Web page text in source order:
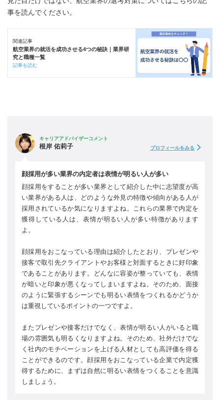
事を読んでください。
関連記事
航空業界の就活を成功させる4つの秘訣｜業界研
究と職種一覧
記事を読む
キャリアアドバイザーコメント
根岸 佑莉子 プロフィールをみる
顔採用が多い業界の内定者は表情が明るい人が多い
顔採用をすることが多い業界として紹介した中に志望度が高
い業界がある人は、どのような外見の特徴や傾向がある人が
採用されているか気になりますよね。これらの業界で内定を
獲得している人は、表情が明るい人が多い特徴があります
よ。
顔採用をおこなっている理由は紹介したとおり、プレゼンや
接客で取引先クライアントやお客様と対面するときに好印象
であることがあります。どんなに容姿が整っていても、表情
が暗いと印象が悪くなってしまいますよね。そのため、面接
のように緊張するシーンでも明るい表情をつくれるかどうか
は重視しているポイントの一つですよ。
またプレゼンや接客だけでなく、表情が明るい人がいると職
場の雰囲気も明るくなりますよね。そのため、社外だけでな
く社内のモチベーションを上げる人材としても高評価を得る
ことができるのです。顔採用をおこなっている企業で内定獲
得するために、まずは自然に明るい表情をつくることを意識
しましょう。